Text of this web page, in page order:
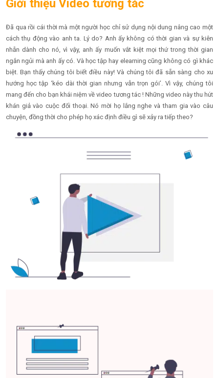
Giới thiệu Video tương tác
Đã qua rồi cái thời mà một người học chỉ sử dụng nội dung nâng cao một
cách thụ động vào anh ta. Lý do? Anh ấy không có thời gian và sự kiên
nhẫn dành cho nó, vì vậy, anh ấy muốn vắt kiệt mọi thứ trong thời gian
ngắn ngủi mà anh ấy có. Và học tập hay elearning cũng không có gì khác
biệt. Bạn thấy chúng tôi biết điều này! Và chúng tôi đã sẵn sàng cho xu
hướng học tập ‘kéo dài thời gian nhưng vẫn trọn gói’. Vì vậy, chúng tôi
mang đến cho bạn khái niệm về video tương tác ! Những video này thu hút
khán giả vào cuộc đối thoại. Nó mời họ lắng nghe và tham gia vào câu
chuyện, đồng thời cho phép họ xác định điều gì sẽ xảy ra tiếp theo?